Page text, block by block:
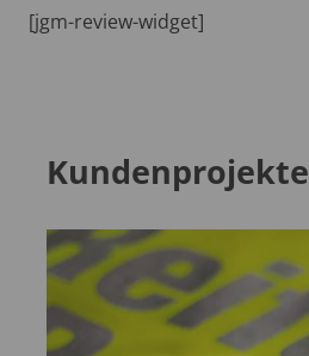
[jgm-review-widget]
Kundenprojekte